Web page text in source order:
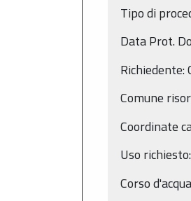
Tipo di
Data Prot.
Richiedente:
Comune
Coordinate
Uso
Corso